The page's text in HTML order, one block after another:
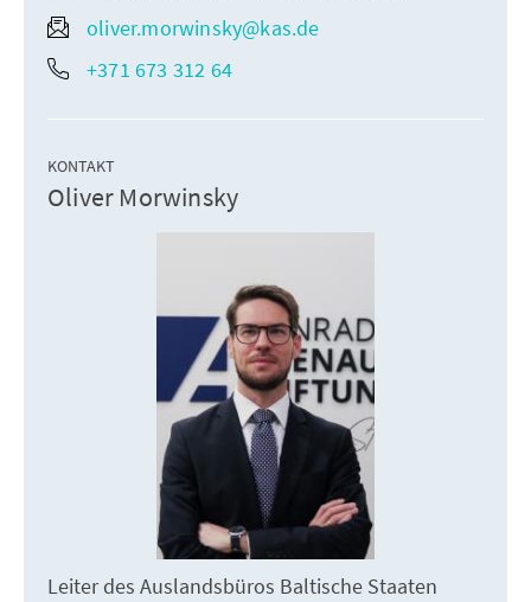
oliver.morwinsky@kas.de
+371 673 312 64
KONTAKT
Oliver Morwinsky
Leiter des Auslandsbüros Baltische Staaten